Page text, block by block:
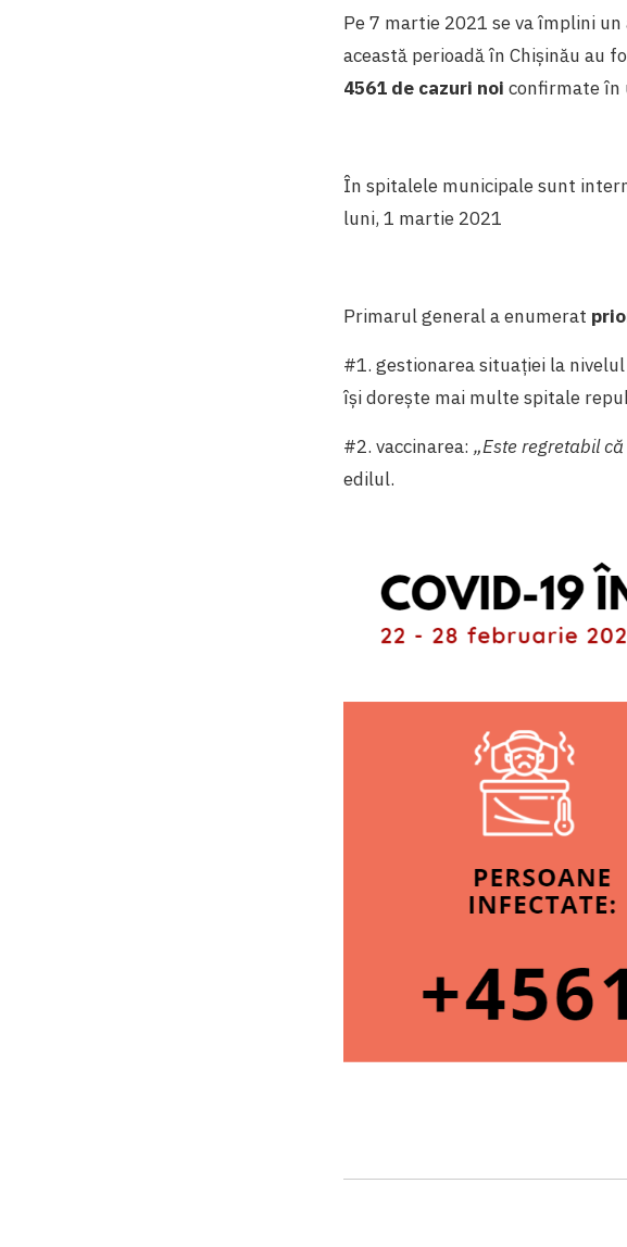
Pe 7 martie 2021 se va împlini
această perioadă în Chișinău au
4561 de cazuri noi confirmate în
În spitalele municipale sunt
luni, 1 martie 2021
Primarul general a enumerat
#1. gestionarea situației la
își dorește mai multe spitale
#2. vaccinarea: „Este regretabil
edilul.